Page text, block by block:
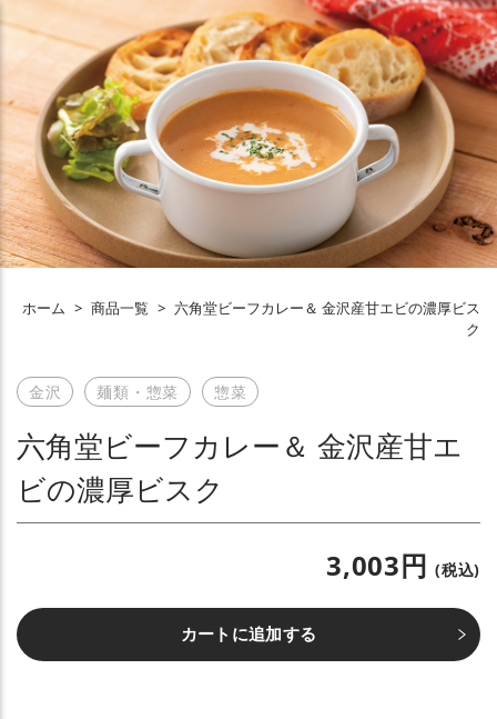
ホーム > 商品一覧 > 六角堂ビーフカレー＆ 金沢産甘エビの濃厚ビス
ク
金沢 麺類・惣菜 惣菜
六角堂ビーフカレー＆ 金沢産甘エ
ビの濃厚ビスク
3,003円(税込)
カートに追加する